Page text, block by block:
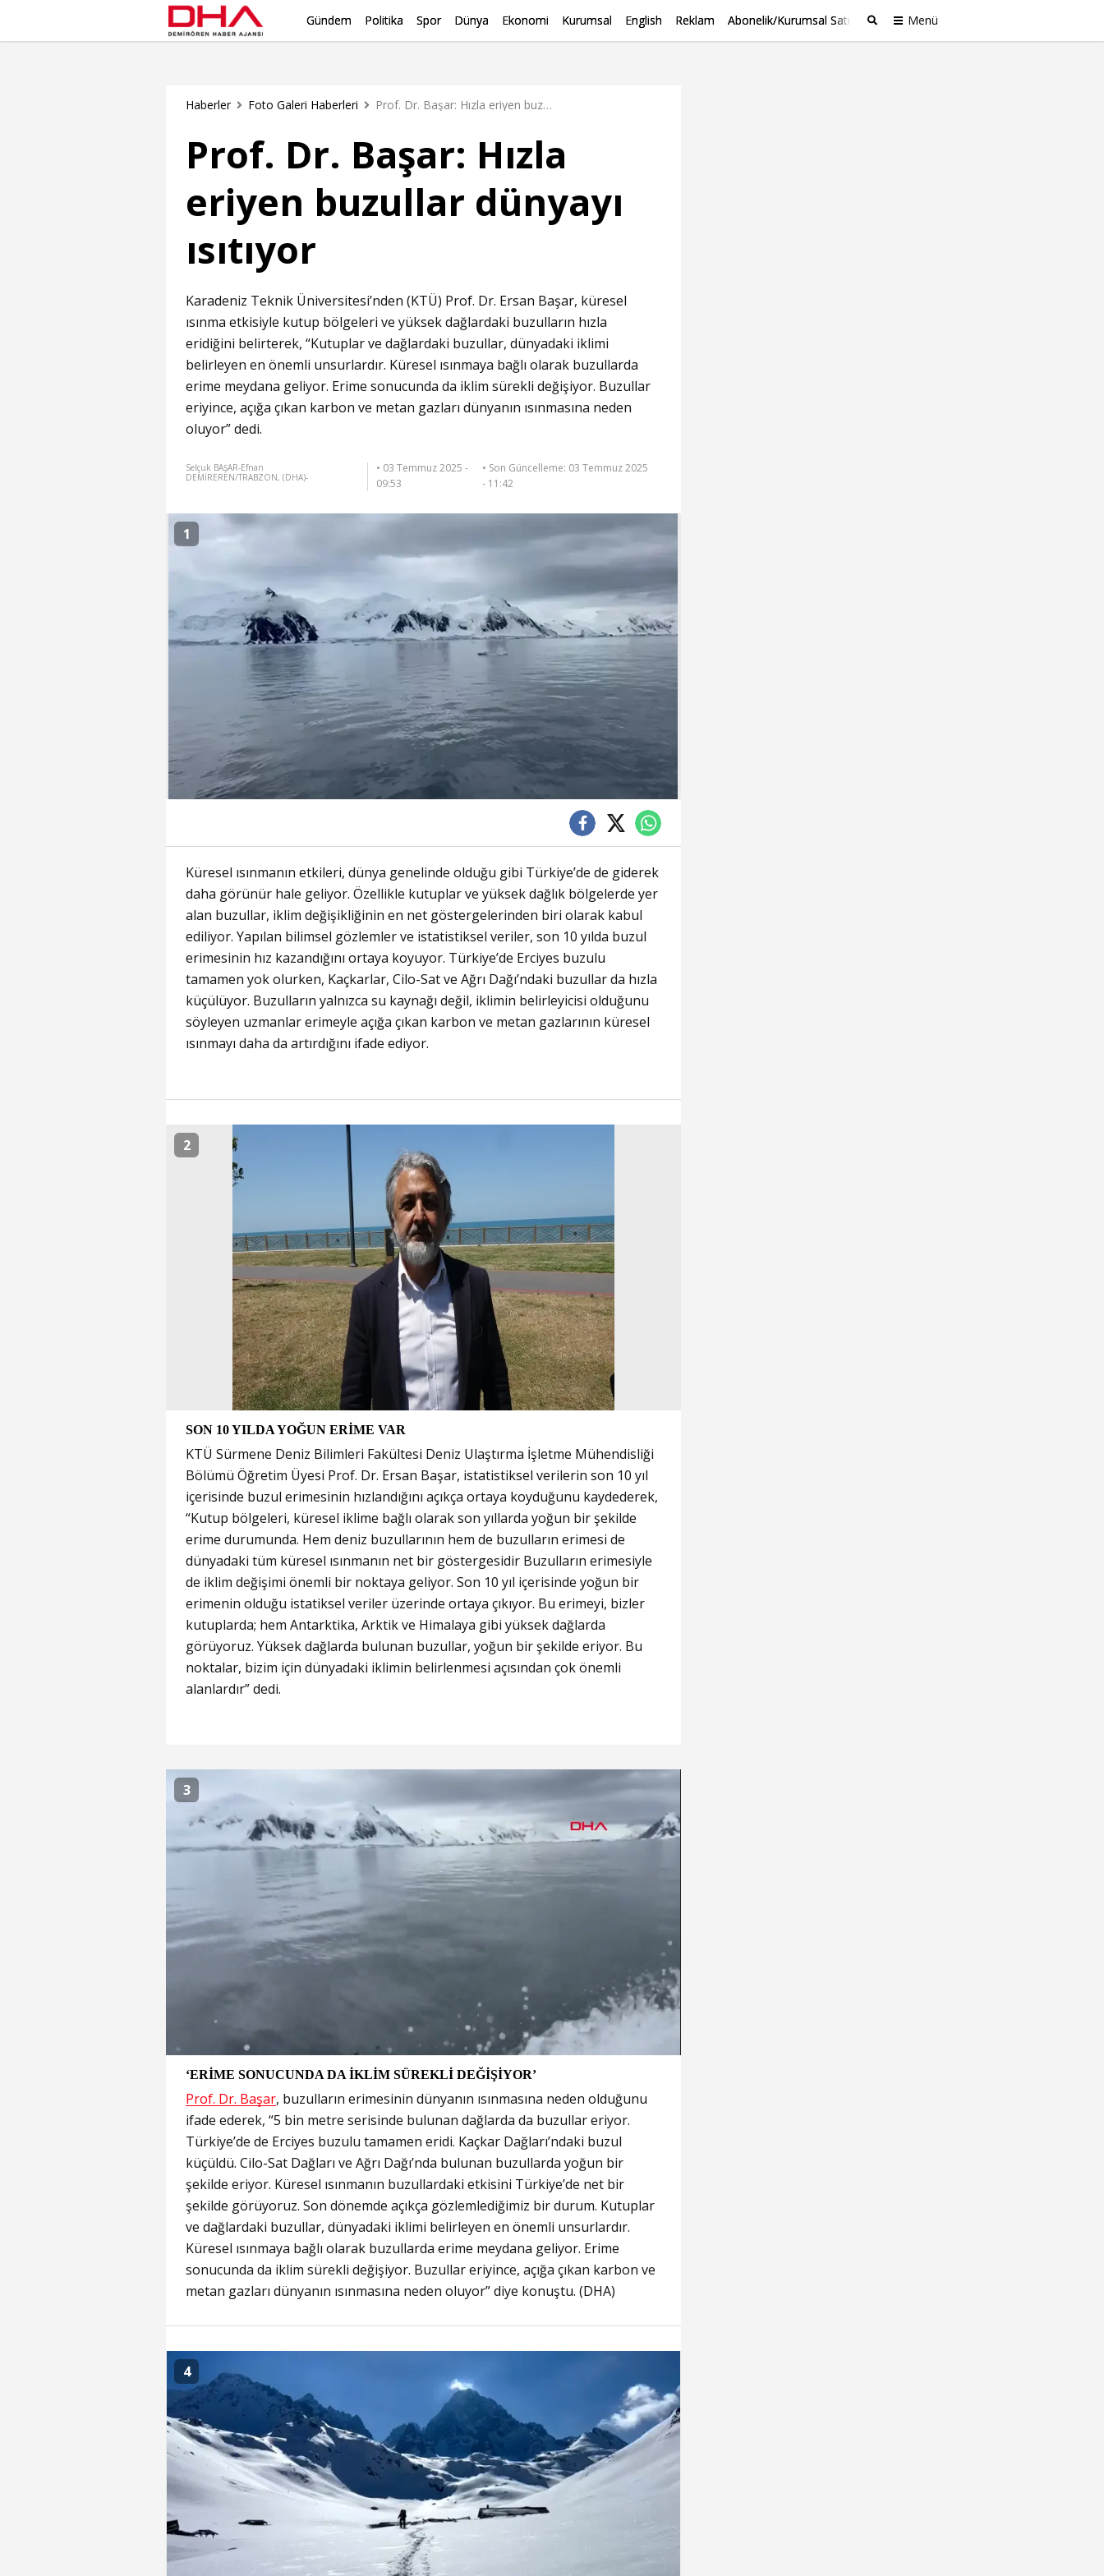
Gündem Politika Spor Dünya Ekonomi Kurumsal English Reklam Abonelik/Kurumsal Satış Menü
Haberler Foto Galeri Haberleri Prof. Dr. Başar: Hızla eriyen buzullar dünyayı ısıtıyor
Prof. Dr. Başar: Hızla
eriyen buzullar dünyayı
ısıtıyor
Karadeniz Teknik Üniversitesi’nden (KTÜ) Prof. Dr. Ersan Başar, küresel
ısınma etkisiyle kutup bölgeleri ve yüksek dağlardaki buzulların hızla
eridiğini belirterek, “Kutuplar ve dağlardaki buzullar, dünyadaki iklimi
belirleyen en önemli unsurlardır. Küresel ısınmaya bağlı olarak buzullarda
erime meydana geliyor. Erime sonucunda da iklim sürekli değişiyor. Buzullar
eriyince, açığa çıkan karbon ve metan gazları dünyanın ısınmasına neden
oluyor” dedi.
Selçuk BAŞAR-Efnan
DEMİREREN/TRABZON, (DHA)-
• 03 Temmuz 2025 -
09:53
• Son Güncelleme: 03 Temmuz 2025
- 11:42
1
Küresel ısınmanın etkileri, dünya genelinde olduğu gibi Türkiye’de de giderek
daha görünür hale geliyor. Özellikle kutuplar ve yüksek dağlık bölgelerde yer
alan buzullar, iklim değişikliğinin en net göstergelerinden biri olarak kabul
ediliyor. Yapılan bilimsel gözlemler ve istatistiksel veriler, son 10 yılda buzul
erimesinin hız kazandığını ortaya koyuyor. Türkiye’de Erciyes buzulu
tamamen yok olurken, Kaçkarlar, Cilo-Sat ve Ağrı Dağı’ndaki buzullar da hızla
küçülüyor. Buzulların yalnızca su kaynağı değil, iklimin belirleyicisi olduğunu
söyleyen uzmanlar erimeyle açığa çıkan karbon ve metan gazlarının küresel
ısınmayı daha da artırdığını ifade ediyor.
2
SON 10 YILDA YOĞUN ERİME VAR
KTÜ Sürmene Deniz Bilimleri Fakültesi Deniz Ulaştırma İşletme Mühendisliği
Bölümü Öğretim Üyesi Prof. Dr. Ersan Başar, istatistiksel verilerin son 10 yıl
içerisinde buzul erimesinin hızlandığını açıkça ortaya koyduğunu kaydederek,
“Kutup bölgeleri, küresel iklime bağlı olarak son yıllarda yoğun bir şekilde
erime durumunda. Hem deniz buzullarının hem de buzulların erimesi de
dünyadaki tüm küresel ısınmanın net bir göstergesidir Buzulların erimesiyle
de iklim değişimi önemli bir noktaya geliyor. Son 10 yıl içerisinde yoğun bir
erimenin olduğu istatiksel veriler üzerinde ortaya çıkıyor. Bu erimeyi, bizler
kutuplarda; hem Antarktika, Arktik ve Himalaya gibi yüksek dağlarda
görüyoruz. Yüksek dağlarda bulunan buzullar, yoğun bir şekilde eriyor. Bu
noktalar, bizim için dünyadaki iklimin belirlenmesi açısından çok önemli
alanlardır” dedi.
3
‘ERİME SONUCUNDA DA İKLİM SÜREKLİ DEĞİŞİYOR’
Prof. Dr. Başar, buzulların erimesinin dünyanın ısınmasına neden olduğunu
ifade ederek, “5 bin metre serisinde bulunan dağlarda da buzullar eriyor.
Türkiye’de de Erciyes buzulu tamamen eridi. Kaçkar Dağları’ndaki buzul
küçüldü. Cilo-Sat Dağları ve Ağrı Dağı’nda bulunan buzullarda yoğun bir
şekilde eriyor. Küresel ısınmanın buzullardaki etkisini Türkiye’de net bir
şekilde görüyoruz. Son dönemde açıkça gözlemlediğimiz bir durum. Kutuplar
ve dağlardaki buzullar, dünyadaki iklimi belirleyen en önemli unsurlardır.
Küresel ısınmaya bağlı olarak buzullarda erime meydana geliyor. Erime
sonucunda da iklim sürekli değişiyor. Buzullar eriyince, açığa çıkan karbon ve
metan gazları dünyanın ısınmasına neden oluyor” diye konuştu. (DHA)
4